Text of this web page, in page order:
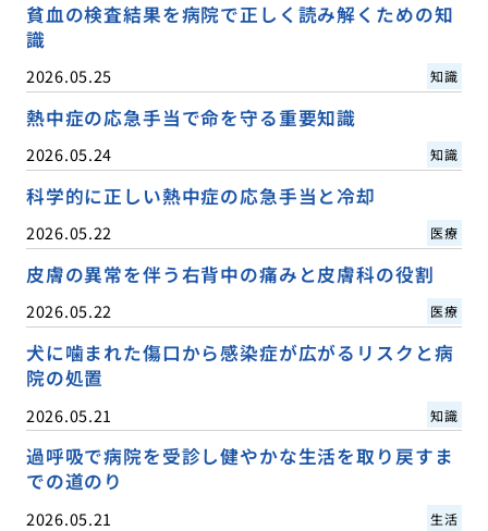
貧血の検査結果を病院で正しく読み解くための知
識
2026.05.25 知識
熱中症の応急手当で命を守る重要知識
2026.05.24 知識
科学的に正しい熱中症の応急手当と冷却
2026.05.22 医療
皮膚の異常を伴う右背中の痛みと皮膚科の役割
2026.05.22 医療
犬に噛まれた傷口から感染症が広がるリスクと病
院の処置
2026.05.21 知識
過呼吸で病院を受診し健やかな生活を取り戻すま
での道のり
2026.05.21 生活